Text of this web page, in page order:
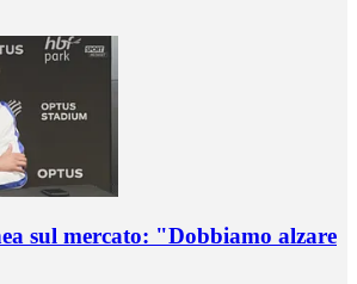
sul mercato: "Dobbiamo alzare